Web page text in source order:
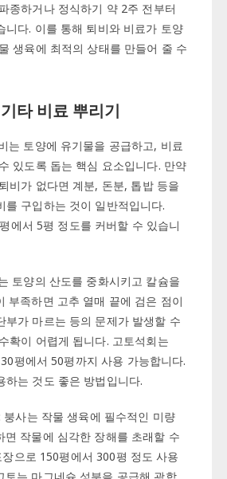
종하거나 정식하기 약 2주 전부터
니다. 이를 통해 퇴비와 비료가 토양
생육에 최적의 상태를 만들어 줄 수
타 비료 뿌리기
는 토양에 유기물을 공급하고, 비료
있도록 돕는 핵심 요소입니다. 만약
비가 없다면 계분, 돈분, 톱밥 등을
를 구입하는 것이 일반적입니다.
에서 5평 정도를 커버할 수 있습니
토양의 산도를 중화시키고 칼슘을
부족하면 고추 열매 끝에 검은 점이
부가 마르는 등의 문제가 발생할 수
확이 어렵게 됩니다. 고토석회는
평에서 50평까지 사용 가능합니다.
하는 것도 좋은 방법입니다.
붕사는 작물 생육에 필수적인 미량
면 작물에 심각한 장해를 초래할 수
으로 150평에서 300평 정도 사용